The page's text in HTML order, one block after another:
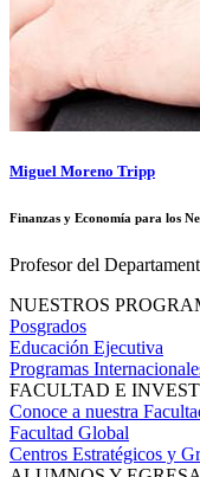
Miguel Moreno Tripp
Finanzas y Economía para los
Profesor del
NUESTROS
Posgrados
Educación Ejecutiva
Programas
FACULTAD E
Conoce a nuestra
Facultad Global
Centros Estratégicos y